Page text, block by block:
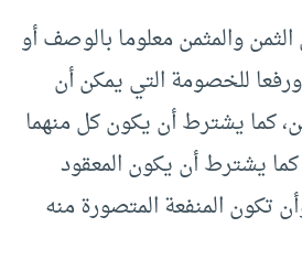
والمثمن معلوما بالوصف أو
ورفعا للخصومة التي يمكن أن
كما يشترط أن يكون كل منهما
يشترط أن يكون المعقود
تكون المنفعة المتصورة منه